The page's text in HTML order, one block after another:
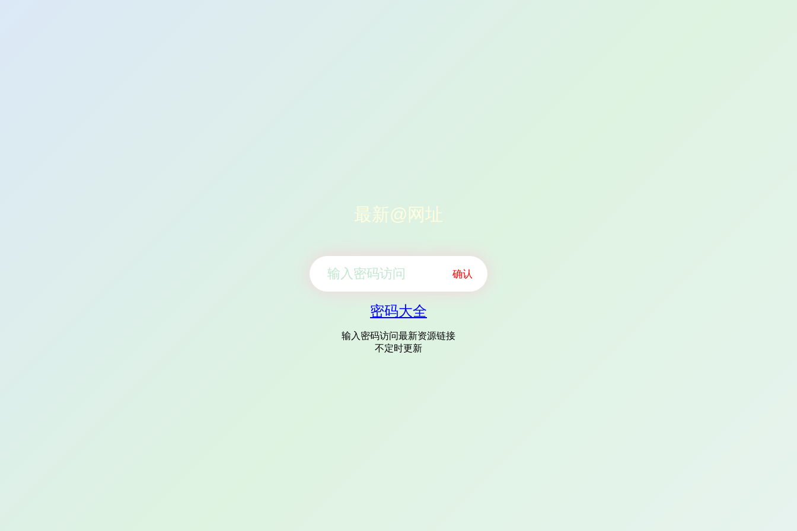
最新@网址
确认
密码大全
输入密码访问最新资源链接
不定时更新